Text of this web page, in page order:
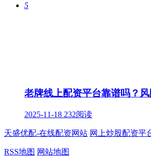
5
老牌线上配资平台靠谱吗？
2025-11-18 232阅读
天盛优配-在线配资网站 网上炒股配资平
RSS地图 网站地图